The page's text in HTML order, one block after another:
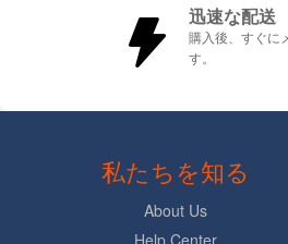
迅速な配送
購入後、すぐに
す。
私たちを知る
About Us
Help Center